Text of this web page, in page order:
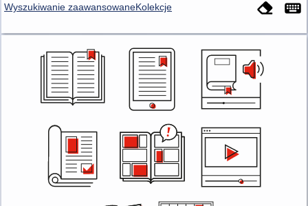
Wyszukiwanie zaawansowaneKolekcje